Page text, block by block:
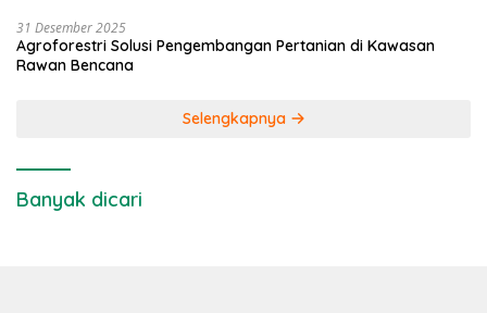
31 Desember 2025
Agroforestri Solusi Pengembangan Pertanian di Kawasan
Rawan Bencana
Selengkapnya
Banyak dicari